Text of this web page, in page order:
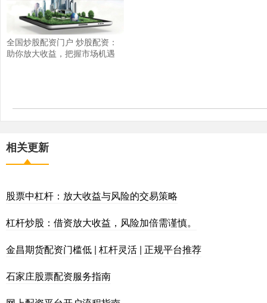
全国炒股配资门户 炒股配资：
助你放大收益，把握市场机遇
相关更新
股票中杠杆：放大收益与风险的交易策略
杠杆炒股：借资放大收益，风险加倍需谨慎。
金昌期货配资门槛低 | 杠杆灵活 | 正规平台推荐
石家庄股票配资服务指南